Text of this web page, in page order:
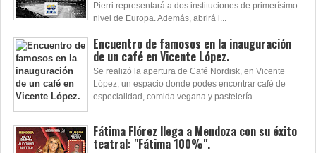
Pierri representará a dos instituciones de primerísimo
nivel de Europa. Además, abrirá l...
Encuentro de famosos en la inauguración
de un café en Vicente López.
Se realizó la apertura de Café Nordisk, en Vicente
López, un espacio donde podes encontrar café de
especialidad, comida vegana y pastelería ...
Fátima Flórez llega a Mendoza con su éxito
teatral: "Fátima 100%".